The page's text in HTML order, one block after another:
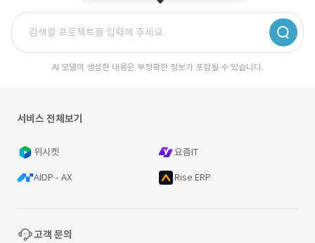
AI 모델이 생성한 내용은 부정확한 정보가 포함될 수 있습니다.
서비스 전체보기
위시켓 요즘IT
AIDP - AX Rise ERP
고객 문의